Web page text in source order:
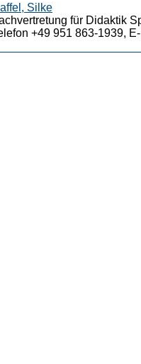
Silke
für Didaktik
+49 951 863-1939,